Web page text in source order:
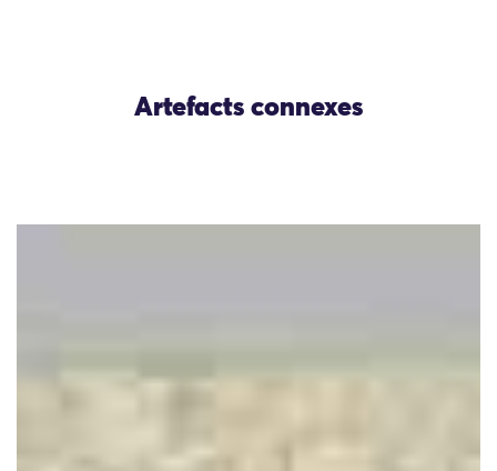
Artefacts connexes